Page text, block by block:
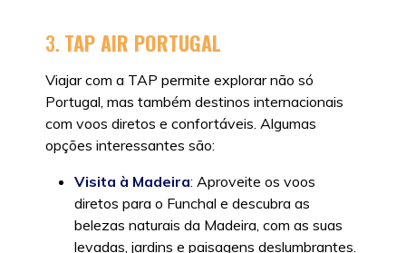
3. TAP AIR PORTUGAL
Viajar com a TAP permite explorar não só
Portugal, mas também destinos internacionais
com voos diretos e confortáveis. Algumas
opções interessantes são:
Visita à Madeira: Aproveite os voos
diretos para o Funchal e descubra as
belezas naturais da Madeira, com as suas
levadas, jardins e paisagens deslumbrantes.